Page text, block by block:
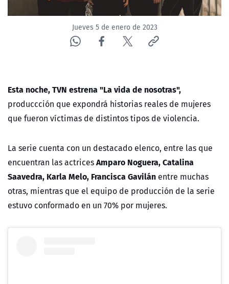
CANAL DE DENUNCIAS
ÁREA DE PROYECTOS
Jueves 5 de enero de 2023
Esta noche, TVN estrena"La vida de nosotras",
produccción que expondrá historias reales de mujeres
que fueron víctimas de distintos tipos de violencia.
La serie cuenta con un destacado elenco, entre las que
encuentran las actricesAmparo Noguera, Catalina
Saavedra, Karla Melo, Francisca Gavilán entre muchas
otras, mientras que el equipo de producción de la serie
estuvo conformado en un 70% por mujeres.